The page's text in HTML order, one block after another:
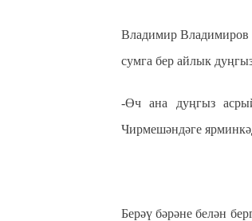
Владимир Владимиров
сумга бер айлык
-Өч ана дуңгыз
Чирмешәндәге
Берәү бәрәне белән